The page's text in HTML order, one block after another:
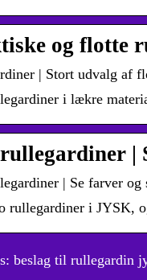
og flotte
| Stort udvalg af
i lækre
|
| Se farver
rullegardiner i JYSK,
beslag til rullegardin